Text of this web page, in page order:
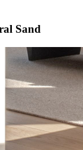
Sand